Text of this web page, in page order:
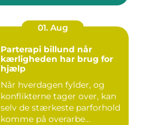
01. Aug
Parterapi billund når
kærligheden har brug for
hjælp
Når hverdagen fylder, og
konflikterne tager over, kan
selv de stærkeste parforhold
komme på overarbe...